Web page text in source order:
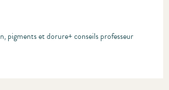
pigments et dorure+ conseils professeur